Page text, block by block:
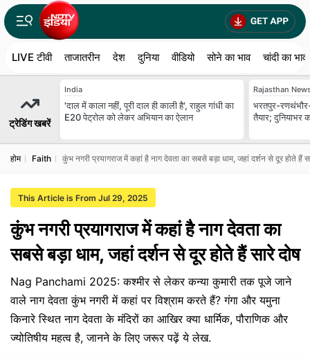
LIVE टीवी ताजातरीन देश दुनिया वीडियो सोने का भाव चांदी का भाव
ट्रेडिंग खबरें
India
'दाल में काला नहीं, पूरी दाल ही काली है', राहुल गांधी का
E20 पेट्रोल को लेकर अभियान का ऐलान
Rajasthan
भरतपुर-रणथंभौर-
तैयार; दुनियाभर
होम Faith कुंभ नगरी प्रयागराज में कहां है नाग देवता का सबसे बड़ा धाम, जहां दर्शन से दूर होते हैं
This Article is From Jul 29, 2025
कुंभ नगरी प्रयागराज में कहां है नाग देवता का
सबसे बड़ा धाम, जहां दर्शन से दूर होते हैं सारे दोष
Nag Panchami 2025: कश्मीर से लेकर कन्या कुमारी तक पूजे जाने
वाले नाग देवता कुंभ नगरी में कहां पर विश्राम करते हैं? गंगा और ​यमुना
किनारे स्थित नाग देवता के मंदिरों का आखिर क्या धार्मिक, पौराणिक और
ज्योतिषीय महत्व है, जानने के लिए जरूर पढ़ें ये लेख.